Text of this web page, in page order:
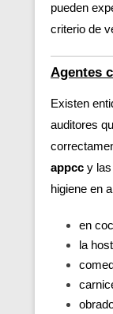
pueden
criterio de
Agentes
Existen
auditores
appcc y
higiene en
en
la